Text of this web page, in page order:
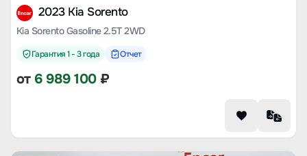
2023 Kia Sorento
Kia Sorento Gasoline 2.5T 2WD
Гарантия 1 - 3 года Отчет
от 6 989 100₽